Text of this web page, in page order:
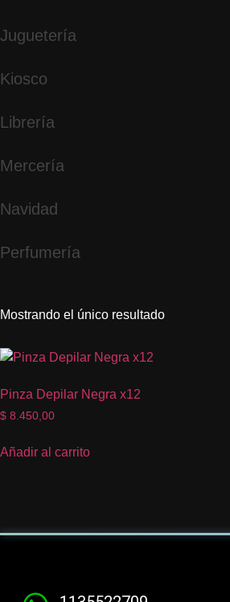
Juguetería
Kiosco
Librería
Mercería
Navidad
Perfumería
Mostrando el único resultado
Pinza Depilar Negra x12
$ 8.450,00
Añadir al carrito